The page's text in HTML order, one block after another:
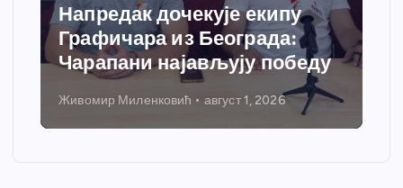
Напредак дочекује екипу
Графичара из Београда:
Чарапани најављују победу
Живомир Миленковић август 1, 2026